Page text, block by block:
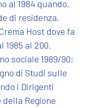
al 1984 quando,
di residenza,
Host dove fa
1985 al 200.
sociale 1989/90;
di Studi sulle
i Dirigenti
Regione